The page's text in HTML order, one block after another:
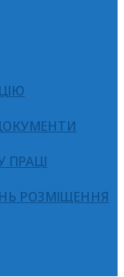
ПРАЦІ
РОЗМІЩЕННЯ